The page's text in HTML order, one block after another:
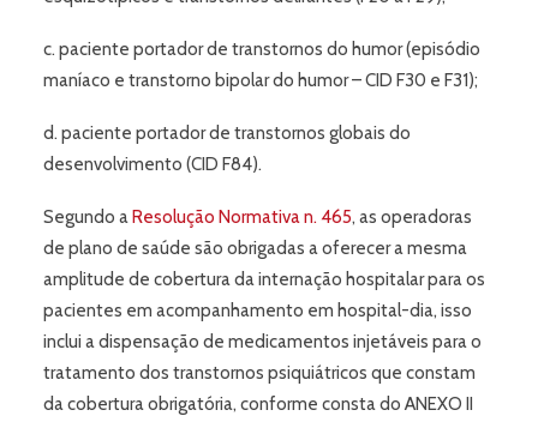
c. paciente portador de transtornos do humor (episódio
maníaco e transtorno bipolar do humor – CID F30 e F31);
d. paciente portador de transtornos globais do
desenvolvimento (CID F84).
Segundo aResolução Normativa n. 465, as operadoras
de plano de saúde são obrigadas a oferecer a mesma
amplitude de cobertura da internação hospitalar para os
pacientes em acompanhamento em hospital-dia, isso
inclui a dispensação de medicamentos injetáveis para o
tratamento dos transtornos psiquiátricos que constam
da cobertura obrigatória, conforme consta do ANEXO II